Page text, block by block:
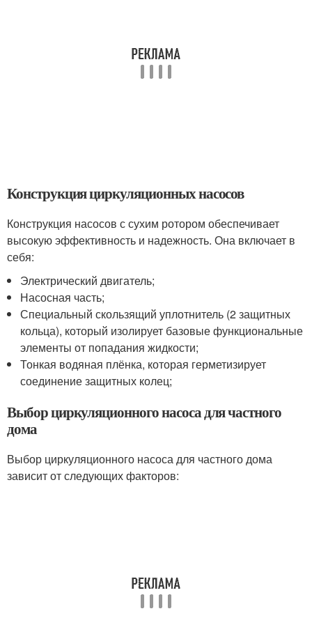
Конструкция циркуляционных насосов
Конструкция насосов с сухим ротором обеспечивает
высокую эффективность и надежность. Она включает в
себя:
Электрический двигатель;
Насосная часть;
Специальный скользящий уплотнитель (2 защитных
кольца), который изолирует базовые функциональные
элементы от попадания жидкости;
Тонкая водяная плёнка, которая герметизирует
соединение защитных колец;
Выбор циркуляционного насоса для частного
дома
Выбор циркуляционного насоса для частного дома
зависит от следующих факторов: